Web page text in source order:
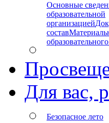
Основные
образовательной
организацией
состав
Для вас,
Безопасное лето